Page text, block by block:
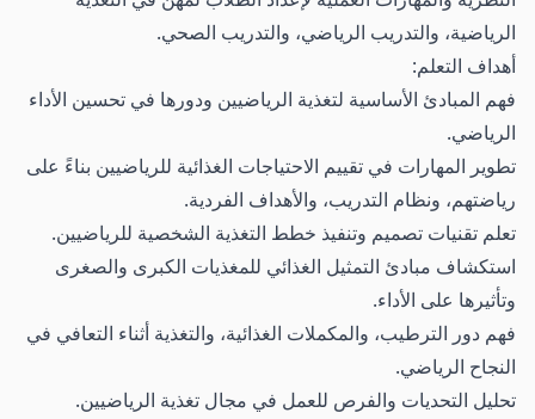
الرياضية، والتدريب الرياضي، والتدريب الصحي.
أهداف التعلم:
فهم المبادئ الأساسية لتغذية الرياضيين ودورها في تحسين الأداء
الرياضي.
تطوير المهارات في تقييم الاحتياجات الغذائية للرياضيين بناءً على
رياضتهم، ونظام التدريب، والأهداف الفردية.
تعلم تقنيات تصميم وتنفيذ خطط التغذية الشخصية للرياضيين.
استكشاف مبادئ التمثيل الغذائي للمغذيات الكبرى والصغرى
وتأثيرها على الأداء.
فهم دور الترطيب، والمكملات الغذائية، والتغذية أثناء التعافي في
النجاح الرياضي.
تحليل التحديات والفرص للعمل في مجال تغذية الرياضيين.